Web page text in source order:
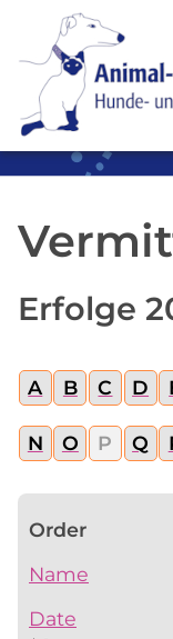
SKIP TO
Erfolge
A B C D
N O P Q
Order
Name
Date